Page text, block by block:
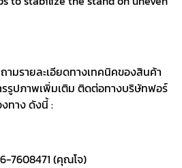
มรายละเอียดทางเทคนิคของสินค้า
รูปภาพเพิ่มเติม ติดต่อทางบริษัทฟอร์
ทาง ดังนี้ :
7608471 (คุณโจ)